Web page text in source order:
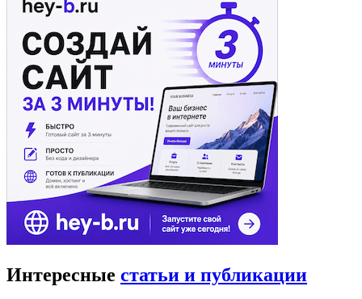
Интересные статьи и публикации